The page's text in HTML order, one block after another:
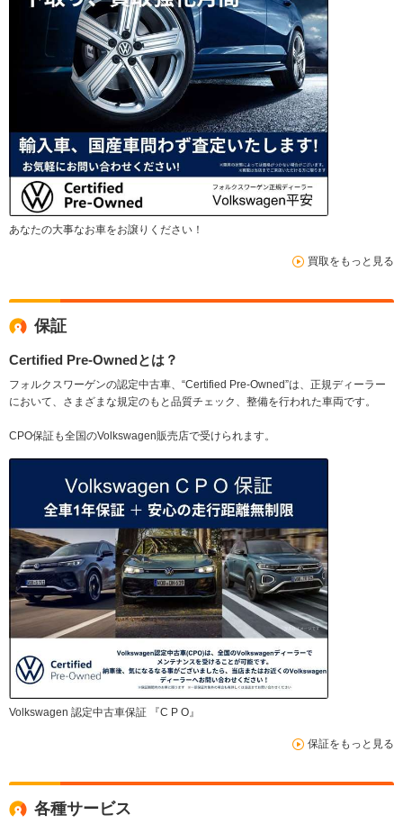
あなたの大事なお車をお譲りください！
買取をもっと見る
保証
Certified Pre-Ownedとは？
フォルクスワーゲンの認定中古車、“Certified Pre-Owned”は、正規ディーラー
において、さまざまな規定のもと品質チェック、整備を行われた車両です。
CPO保証も全国のVolkswagen販売店で受けられます。
Volkswagen 認定中古車保証 『C P O』
保証をもっと見る
各種サービス